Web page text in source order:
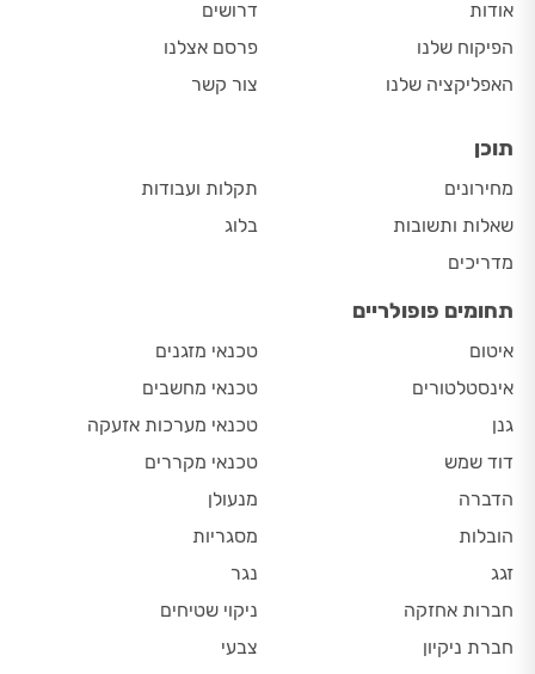
אודות
הפיקוח שלנו
האפליקציה שלנו
דרושים
פרסם אצלנו
צור קשר
תוכן
מחירונים
שאלות ותשובות
מדריכים
תקלות ועבודות
בלוג
תחומים פופולריים
איטום
אינסטלטורים
גנן
דוד שמש
הדברה
הובלות
זגג
חברות אחזקה
חברת ניקיון
טכנאי מזגנים
טכנאי מחשבים
טכנאי מערכות אזעקה
טכנאי מקררים
מנעולן
מסגריות
נגר
ניקוי שטיחים
צבעי